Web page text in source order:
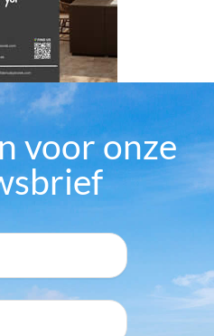
voor onze